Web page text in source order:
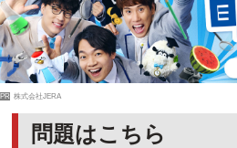
PR 株式会社JERA
問題はこちら